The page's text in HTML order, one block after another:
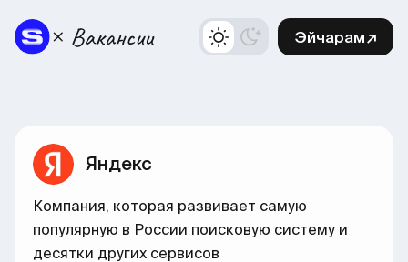
Эйчарам↗
Яндекс
Компания, которая развивает самую
популярную в России поисковую систему и
десятки других сервисов